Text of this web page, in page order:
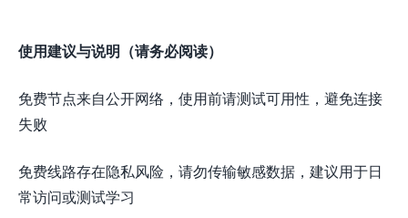
使用建议与说明（请务必阅读）
免费节点来自公开网络，使用前请测试可用性，避免连接
失败
免费线路存在隐私风险，请勿传输敏感数据，建议用于日
常访问或测试学习